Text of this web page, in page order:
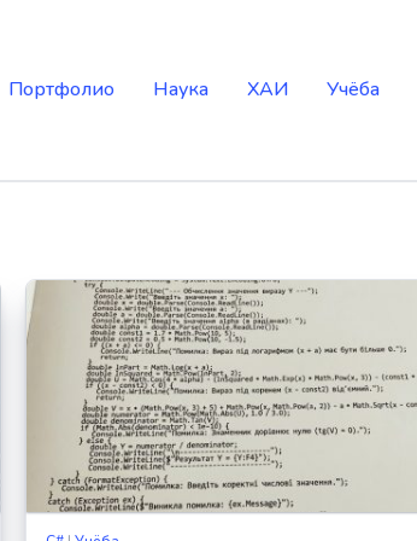
Портфолио Наука ХАИ Учёба